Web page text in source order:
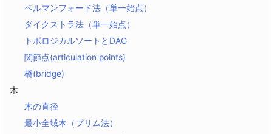
ベルマンフォード法（単一始点）
ダイクストラ法（単一始点）
トポロジカルソートとDAG
関節点(articulation points)
橋(bridge)
木
木の直径
最小全域木（プリム法）